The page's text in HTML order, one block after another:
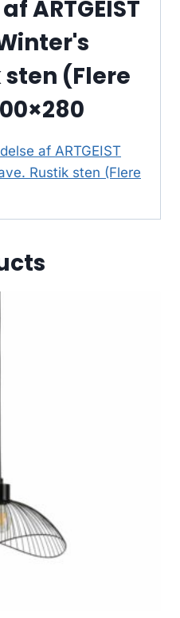
ARTGEIST
(Flere
af ARTGEIST
Rustik sten (Flere